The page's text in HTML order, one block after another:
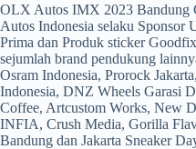
OLX Autos IMX 2023 Bandung
Autos Indonesia selaku Sponsor
Prima dan Produk sticker
sejumlah brand pendukung
Osram Indonesia, Prorock
Indonesia, DNZ Wheels Garasi
Coffee, Artcustom Works, New
INFIA, Crush Media, Gorilla
Bandung dan Jakarta Sneaker